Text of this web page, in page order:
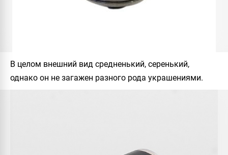
В целом внешний вид средненький, серенький,
однако он не загажен разного рода украшениями.